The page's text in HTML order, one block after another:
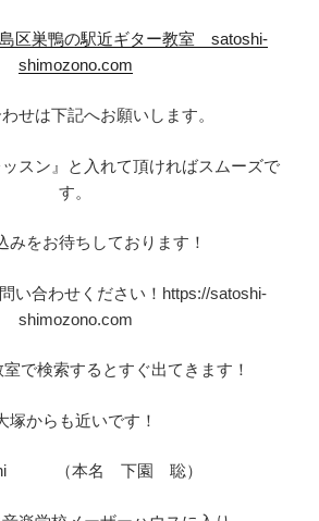
区巣鴨の駅近ギター教室 satoshi-
shimozono.com
せは下記へお願いします。
スン』と入れて頂ければスムーズで
す。
みをお待ちしております！
い合わせください！https://satoshi-
shimozono.com
で検索するとすぐ出てきます！
塚からも近いです！
（本名 下園 聡）